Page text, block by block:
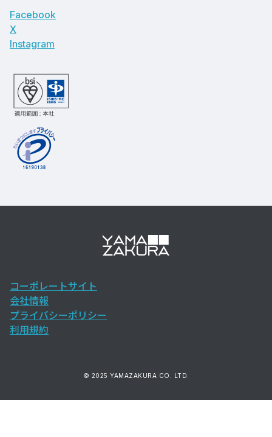
Facebook
X
Instagram
コーポレートサイト
会社情報
プライバシーポリシー
利用規約
© 2025 YAMAZAKURA CO. LTD.